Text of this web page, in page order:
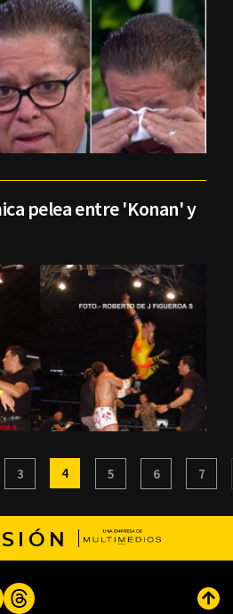
pelea entre 'Konan' y
3 4 5 6 7
TikTokThreads